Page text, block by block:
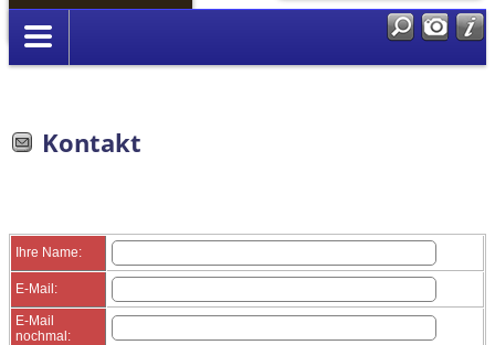
Anmelden
Kontakt
Ihre Name:
E-Mail:
E-Mail
nochmal: